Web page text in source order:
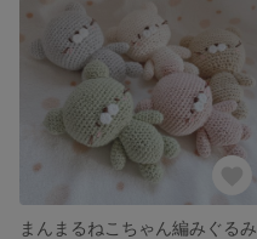
まんまるねこちゃん編みぐるみ